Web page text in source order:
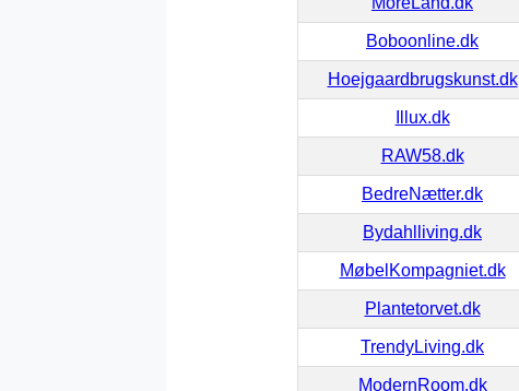
Boboonline.dk
Hoejgaardbrugskunst.dk
Illux.dk
RAW58.dk
BedreNætter.dk
Bydahlliving.dk
MøbelKompagniet.dk
Plantetorvet.dk
TrendyLiving.dk
ModernRoom.dk